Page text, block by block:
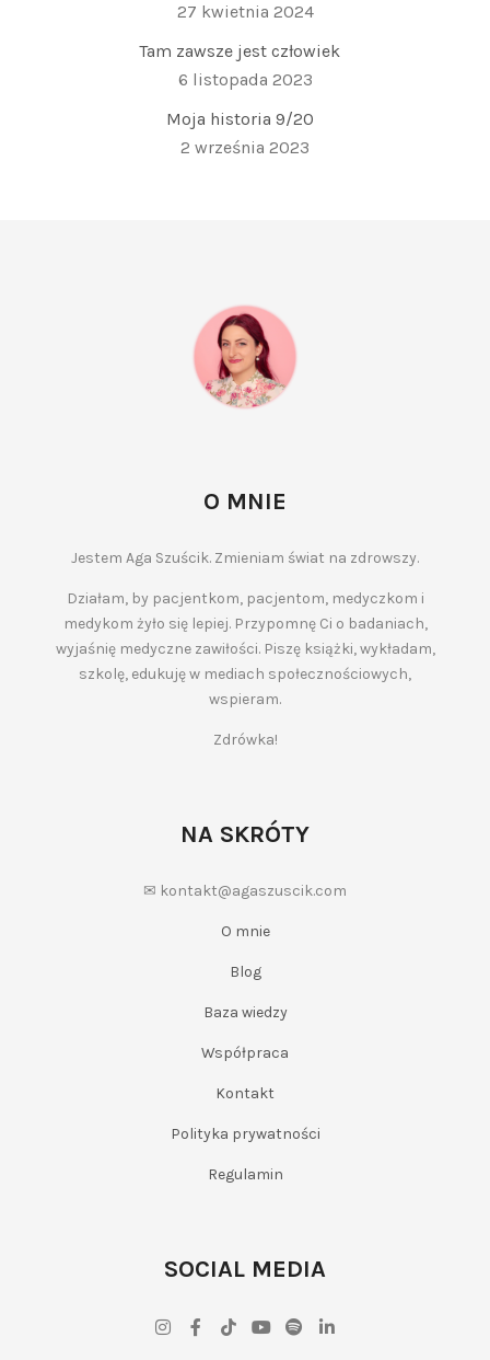
27 kwietnia 2024
Tam zawsze jest człowiek
6 listopada 2023
Moja historia 9/20
2 września 2023
O MNIE
Jestem Aga Szuścik. Zmieniam świat na zdrowszy.
Działam, by pacjentkom, pacjentom, medyczkom i
medykom żyło się lepiej. Przypomnę Ci o badaniach,
wyjaśnię medyczne zawiłości. Piszę książki, wykładam,
szkolę, edukuję w mediach społecznościowych,
wspieram.
Zdrówka!
NA SKRÓTY
✉ kontakt@agaszuscik.com
O mnie
Blog
Baza wiedzy
Współpraca
Kontakt
Polityka prywatności
Regulamin
SOCIAL MEDIA